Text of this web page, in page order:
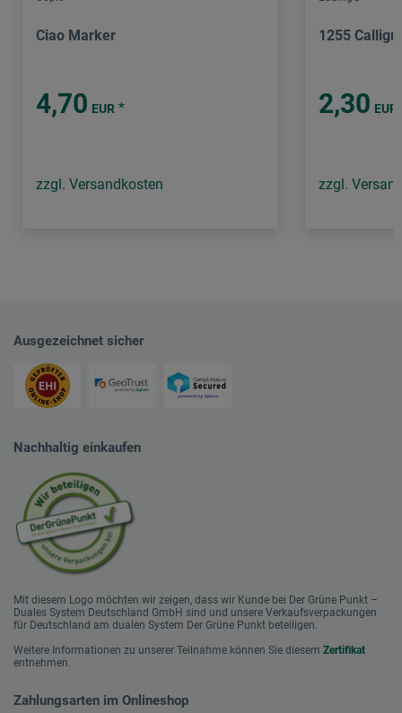
Ciao Marker
4,70 EUR *
zzgl. Versandkosten
1255
2,30 EUR
zzgl.
Ausgezeichnet sicher
Nachhaltig einkaufen
Mit diesem Logo möchten wir zeigen, dass wir Kunde bei Der Grüne Punkt –
Duales System Deutschland GmbH sind und unsere Verkaufsverpackungen
für Deutschland am dualen System Der Grüne Punkt beteiligen.
Weitere Informationen zu unserer Teilnahme können Sie diesem Zertifikat
entnehmen.
Zahlungsarten im Onlineshop